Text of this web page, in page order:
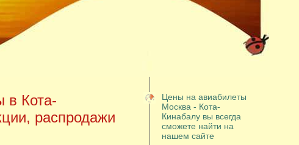
в Кота-
распродажи
Цены на авиабилеты
Москва - Кота-
Кинабалу вы всегда
сможете найти на
нашем сайте